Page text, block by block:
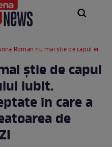
nu mai știe de capul ei în preajma noului iubit. Ipostazele neașteptate în care a fost surprinsă creatoarea de modă / PAPARAZZI
știe de capul
iubit.
în care a
de